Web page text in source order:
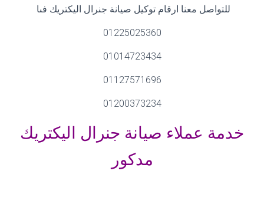
للتواصل معنا ارقام توكيل صيانة جنرال اليكتريك فىا
01225025360
01014723434
01127571696
01200373234
خدمة عملاء صيانة جنرال اليكتريك
مدكور